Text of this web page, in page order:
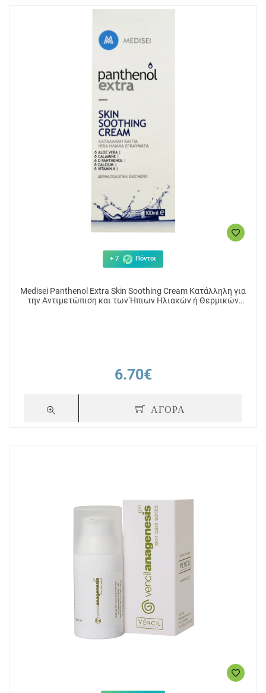
+ 7 Πόντοι
Medisei Panthenol Extra Skin Soothing Cream Κατάλληλη για
την Αντιμετώπιση και των Ήπιων Ηλιακών ή Θερμικών
6.70€
ΑΓΟΡΑ